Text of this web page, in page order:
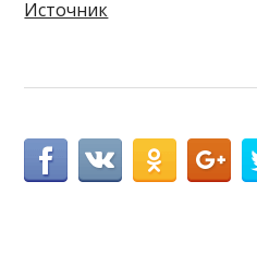
Источник